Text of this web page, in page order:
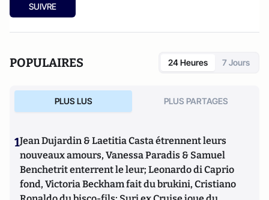
SUIVRE
POPULAIRES 24 Heures 7 Jours
PLUS LUS PLUS PARTAGES
1Jean Dujardin & Laetitia Casta étrennent leurs
nouveaux amours, Vanessa Paradis & Samuel
Benchetrit enterrent le leur; Leonardo di Caprio
fond, Victoria Beckham fait du brukini, Cristiano